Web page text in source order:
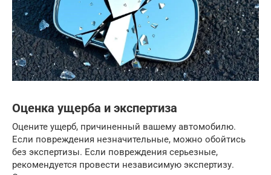
Оценка ущерба и экспертиза
Оцените ущерб, причиненный вашему автомобилю.
Если повреждения незначительные, можно обойтись
без экспертизы. Если повреждения серьезные,
рекомендуется провести независимую экспертизу.